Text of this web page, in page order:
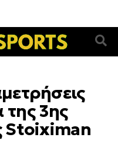
της 3ης
Stoiximan